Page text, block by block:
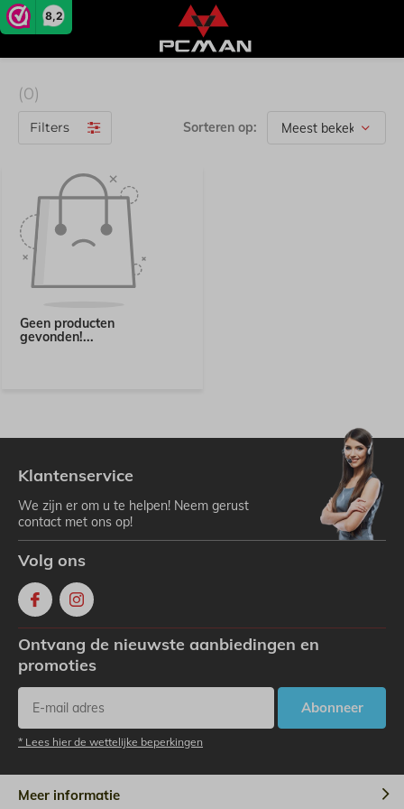
8,2
(0)
Filters Sorteren op:
Geen producten
gevonden!...
Klantenservice
We zijn er om u te helpen! Neem gerust
contact met ons op!
Volg ons
Ontvang de nieuwste aanbiedingen en
promoties
Abonneer
* Lees hier de wettelijke beperkingen
Meer informatie